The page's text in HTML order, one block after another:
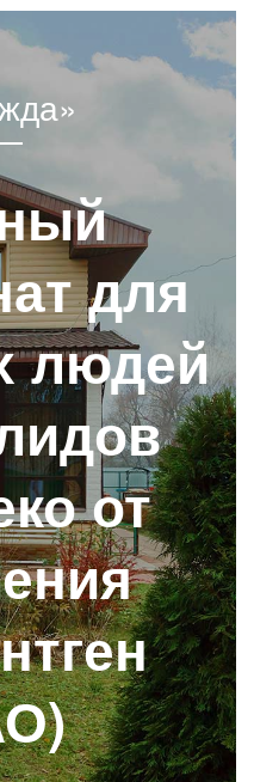
для
людей
от